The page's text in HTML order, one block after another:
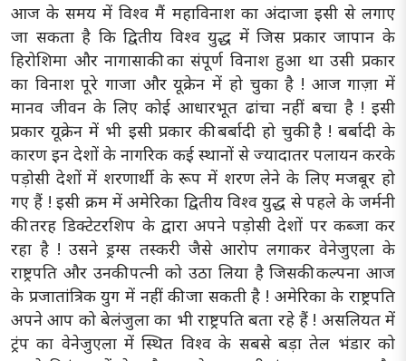
आज के समय में विश्व मैं महाविनाश का अंदाजा इसी से लगाए
जा सकता है कि द्वितीय विश्व युद्ध में जिस प्रकार जापान के
हिरोशिमा और नागासाकी का संपूर्ण विनाश हुआ था उसी प्रकार
का विनाश पूरे गाजा और यूक्रेन में हो चुका है ! आज गाज़ा में
मानव जीवन के लिए कोई आधारभूत ढांचा नहीं बचा है ! इसी
प्रकार यूक्रेन में भी इसी प्रकार की बर्बादी हो चुकी है ! बर्बादी के
कारण इन देशों के नागरिक कई स्थानों से ज्यादातर पलायन करके
पड़ोसी देशों में शरणार्थी के रूप में शरण लेने के लिए मजबूर हो
गए हैं ! इसी क्रम में अमेरिका द्वितीय विश्व युद्ध से पहले के जर्मनी
की तरह डिक्टेटरशिप के द्वारा अपने पड़ोसी देशों पर कब्जा कर
रहा है ! उसने ड्रग्स तस्करी जैसे आरोप लगाकर वेनेजुएला के
राष्ट्रपति और उनकी पत्नी को उठा लिया है जिसकी कल्पना आज
के प्रजातांत्रिक युग में नहीं की जा सकती है ! अमेरिका के राष्ट्रपति
अपने आप को बेलंजुला का भी राष्ट्रपति बता रहे हैं ! असलियत में
ट्रंप का वेनेजुएला में स्थित विश्व के सबसे बड़ा तेल भंडार को